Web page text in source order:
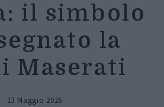
il simbolo
la
Maserati
13 Maggio 2026